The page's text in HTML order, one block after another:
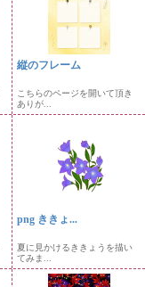
縦のフレーム
こちらのページを開いて頂き
ありが...
png ききょ...
夏に見かけるききょうを描い
てみま...